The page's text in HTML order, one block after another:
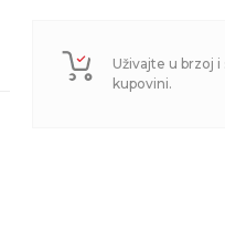
Uživajte u brzoj
kupovini.